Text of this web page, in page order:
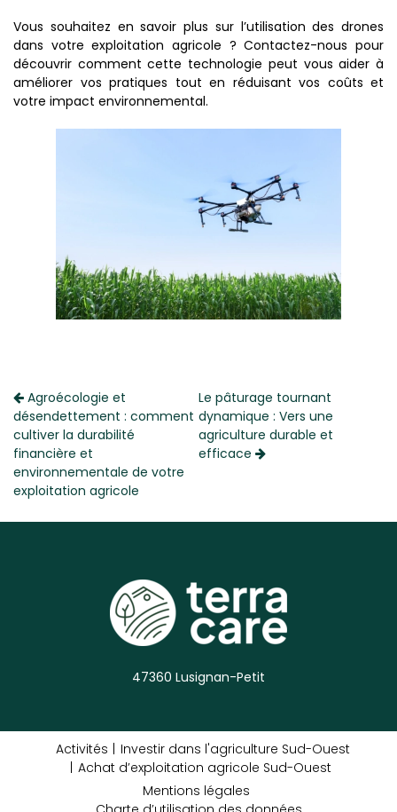
Vous souhaitez en savoir plus sur l’utilisation des drones
dans votre exploitation agricole ? Contactez-nous pour
découvrir comment cette technologie peut vous aider à
améliorer vos pratiques tout en réduisant vos coûts et
votre impact environnemental.
Agroécologie et
désendettement : comment
cultiver la durabilité
financière et
environnementale de votre
exploitation agricole
Le pâturage tournant
dynamique : Vers une
agriculture durable et
efficace
47360 Lusignan-Petit
Activités
Investir dans l'agriculture Sud-Ouest
Achat d’exploitation agricole Sud-Ouest
Mentions légales